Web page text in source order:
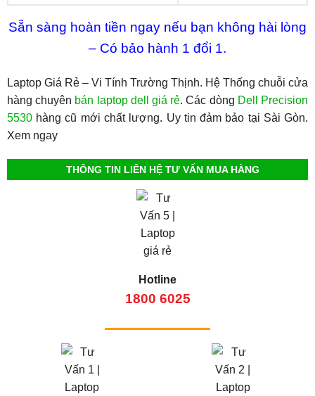
Sẵn sàng hoàn tiền ngay nếu bạn không hài lòng
– Có bảo hành 1 đổi 1.
Laptop Giá Rẻ – Vi Tính Trường Thịnh. Hệ Thống chuỗi cửa
hàng chuyên bán laptop dell giá rẻ. Các dòng Dell Precision
5530hàng cũ mới chất lượng. Uy tin đảm bảo tại Sài Gòn.
Xem ngay
THÔNG TIN LIÊN HỆ TƯ VẤN MUA HÀNG
Hotline
1800 6025